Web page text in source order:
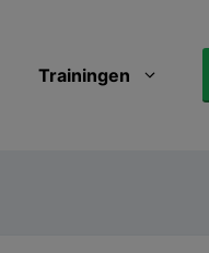
Trainingen